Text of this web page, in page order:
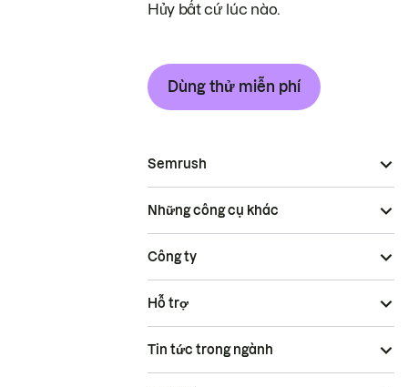
Hủy bất cứ lúc nào.
Dùng thử miễn phí
Semrush
Những công cụ khác
Công ty
Hỗ trợ
Tin tức trong ngành